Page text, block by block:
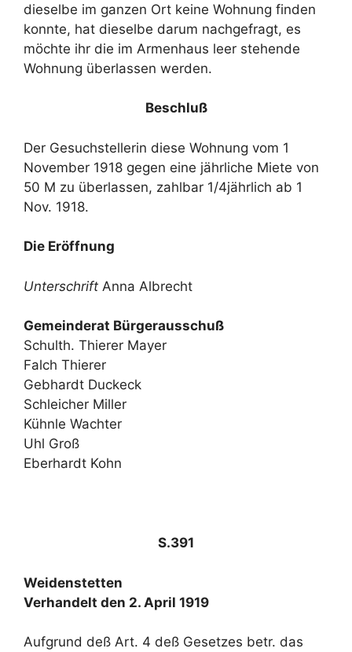
dieselbe im ganzen Ort keine Wohnung finden
konnte, hat dieselbe darum nachgefragt, es
möchte ihr die im Armenhaus leer stehende
Wohnung überlassen werden.
Beschluß
Der Gesuchstellerin diese Wohnung vom 1
November 1918 gegen eine jährliche Miete von
50 M zu überlassen, zahlbar 1/4jährlich ab 1
Nov. 1918.
Die Eröffnung
Unterschrift Anna Albrecht
Gemeinderat Bürgerausschuß
Schulth. Thierer Mayer
Falch Thierer
Gebhardt Duckeck
Schleicher Miller
Kühnle Wachter
Uhl Groß
Eberhardt Kohn
S.391
Weidenstetten
Verhandelt den 2. April 1919
Aufgrund deß Art. 4 deß Gesetzes betr. das